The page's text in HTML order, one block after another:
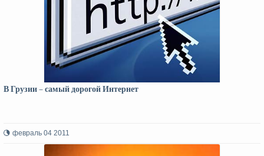
В Грузии – самый дорогой Интернет
февраль 04 2011